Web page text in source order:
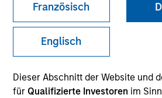
Französisch
Englisch
Dieser Abschnitt der Website und
für Qualifizierte Investoren im
Technology